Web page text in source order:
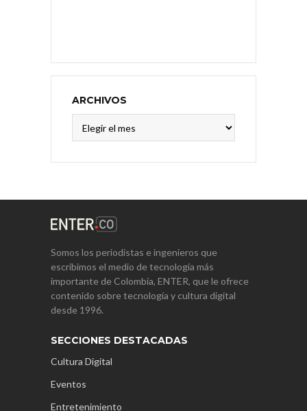
ARCHIVOS
Somos los periodistas e ingenieros que
escribimos el medio de tecnología más
importante de Colombia, ENTER, que le ofrece
contenido sobre tecnología y cultura digital
desde 1996.
SECCIONES DESTACADAS
Cultura Digital
Eventos
Entretenimiento